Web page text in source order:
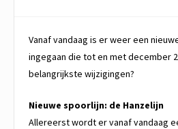
Vanaf vandaag is er weer een
ingegaan die tot en met december
belangrijkste wijzigingen?
Nieuwe spoorlijn: de Hanzelijn
Allereerst wordt er vanaf vandaag